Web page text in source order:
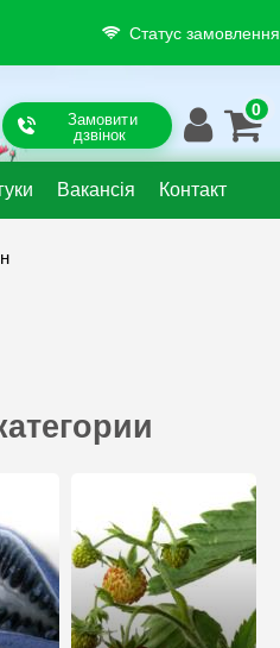
Статус замовлення
Замовити
дзвінок
Вакансія Контакт